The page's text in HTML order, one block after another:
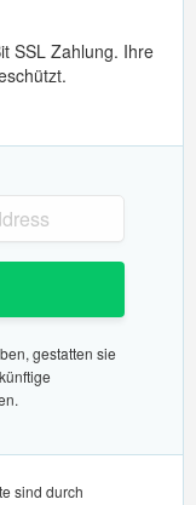
SSL Zahlung. Ihre
gestatten sie
sind durch